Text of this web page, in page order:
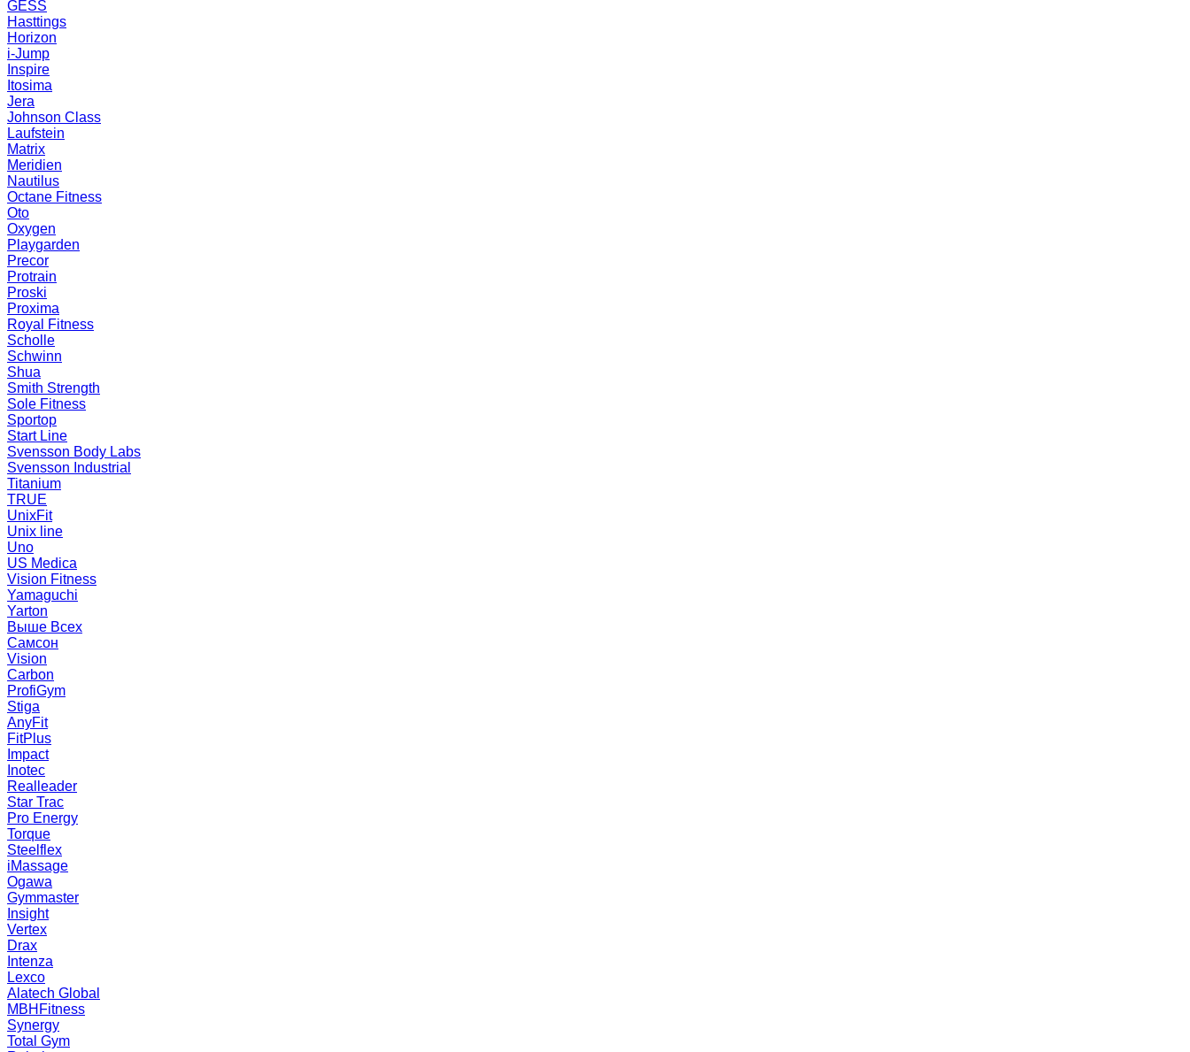
GESS
Hasttings
Horizon
i-Jump
Inspire
Itosima
Jera
Johnson Class
Laufstein
Matrix
Meridien
Nautilus
Octane Fitness
Oto
Oxygen
Playgarden
Precor
Protrain
Proski
Proxima
Royal Fitness
Scholle
Schwinn
Shua
Smith Strength
Sole Fitness
Sportop
Start Line
Svensson Body Labs
Svensson Industrial
Titanium
TRUE
UnixFit
Unix line
Uno
US Medica
Vision Fitness
Yamaguchi
Yarton
Выше Всех
Самсон
Vision
Carbon
ProfiGym
Stiga
AnyFit
FitPlus
Impact
Inotec
Realleader
Star Trac
Pro Energy
Torque
Steelflex
iMassage
Ogawa
Gymmaster
Insight
Vertex
Drax
Intenza
Lexco
Alatech Global
MBHFitness
Synergy
Total Gym